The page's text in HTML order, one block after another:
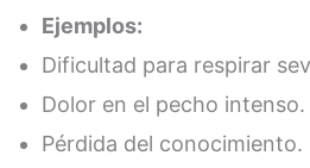
Ejemplos:
Dificultad para respirar
Dolor en el pecho intenso.
Pérdida del conocimiento.